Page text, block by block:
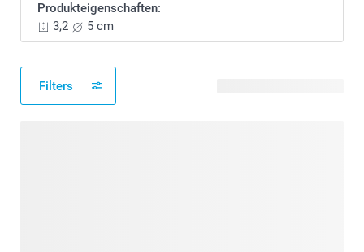
Produkteigenschaften:
3,2
5 cm
Filters